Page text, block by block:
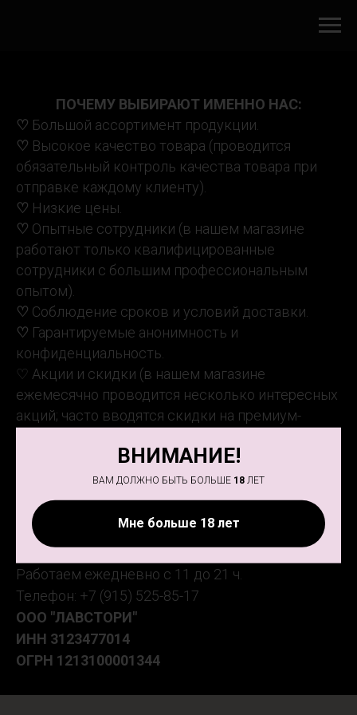
ВНИМАНИЕ!
ВАМ ДОЛЖНО БЫТЬ БОЛЬШЕ 18 ЛЕТ
Мне больше 18 лет
ПОЧЕМУ ВЫБИРАЮТ ИМЕННО НАС:
♡ Большой ассортимент продукции.
♡ Высокое качество товара (проводится
обязательный контроль качества товара при
отправке каждому клиенту).
♡ Низкие цены.
♡ Опытные сотрудники (в нашем магазине
работают только квалифицированные
сотрудники с большим профессиональным
опытом).
♡ Соблюдение сроков и условий доставки.
♡ Гарантируемые анонимность и
конфиденциальность.
♡ Акции и скидки (в нашем магазине
ежемесячно проводится несколько интересных
акций; часто вводятся скидки на премиум-
Адрес магазина: ул. Есенина 7 (ТД "Галерея"),
3 этаж
Работаем ежедневно с 11 до 21 ч.
Телефон: +7 (915) 525-85-17
ООО "ЛАВСТОРИ"
ИНН 3123477014
ОГРН 1213100001344